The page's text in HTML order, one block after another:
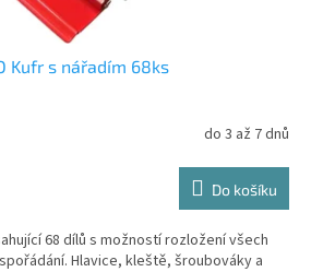
Kufr s nářadím 68ks
do 3 až 7 dnů
Do košíku
68 dílů s možností rozložení všech
Hlavice, kleště, šroubováky a